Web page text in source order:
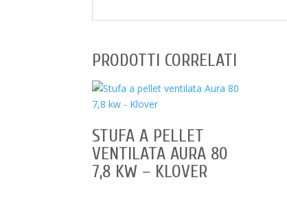
PRODOTTI CORRELATI
STUFA A PELLET
VENTILATA AURA 80
7,8 KW – KLOVER